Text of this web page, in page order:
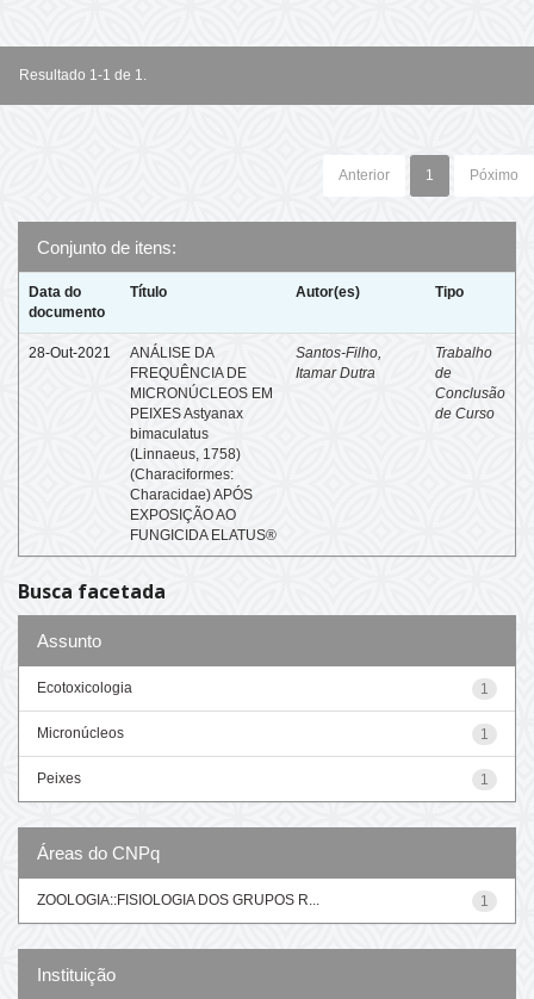
Resultado 1-1 de 1.
Anterior 1 Póximo
Conjunto de itens:
Data do
documento
Título Autor(es) Tipo
28-Out-2021
ANÁLISE DA
FREQUÊNCIA DE
MICRONÚCLEOS EM
PEIXES Astyanax
bimaculatus
(Linnaeus, 1758)
(Characiformes:
Characidae) APÓS
EXPOSIÇÃO AO
FUNGICIDA ELATUS®
Santos-Filho,
Itamar Dutra
Trabalho
de
Conclusão
de Curso
Busca facetada
Assunto
1
Ecotoxicologia
1
Micronúcleos
1
Peixes
Áreas do CNPq
1
ZOOLOGIA::FISIOLOGIA DOS GRUPOS R...
Instituição